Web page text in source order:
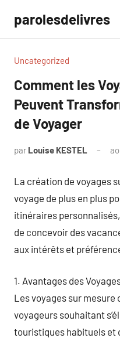
contenu
parolesdelivres
Uncategorized
Comment les
Peuvent
de Voyager
par Louise KESTEL
La création de voyages
voyage de plus en plus
itinéraires
de concevoir des
aux intérêts et
1. Avantages des
Les voyages sur
voyageurs souhaitant
touristiques habituels et